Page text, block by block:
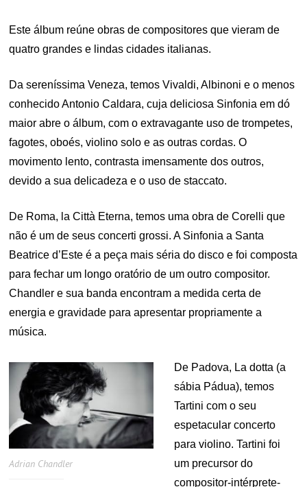
Este álbum reúne obras de compositores que vieram de
quatro grandes e lindas cidades italianas.
Da sereníssima Veneza, temos Vivaldi, Albinoni e o menos
conhecido Antonio Caldara, cuja deliciosa Sinfonia em dó
maior abre o álbum, com o extravagante uso de trompetes,
fagotes, oboés, violino solo e as outras cordas. O
movimento lento, contrasta imensamente dos outros,
devido a sua delicadeza e o uso de staccato.
De Roma, la Città Eterna, temos uma obra de Corelli que
não é um de seus concerti grossi. A Sinfonia a Santa
Beatrice d’Este é a peça mais séria do disco e foi composta
para fechar um longo oratório de um outro compositor.
Chandler e sua banda encontram a medida certa de
energia e gravidade para apresentar propriamente a
música.
Adrian Chandler
De Padova, La dotta (a
sábia Pádua), temos
Tartini com o seu
espetacular concerto
para violino. Tartini foi
um precursor do
compositor-intérprete-